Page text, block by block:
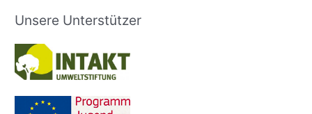
Unsere Unterstützer